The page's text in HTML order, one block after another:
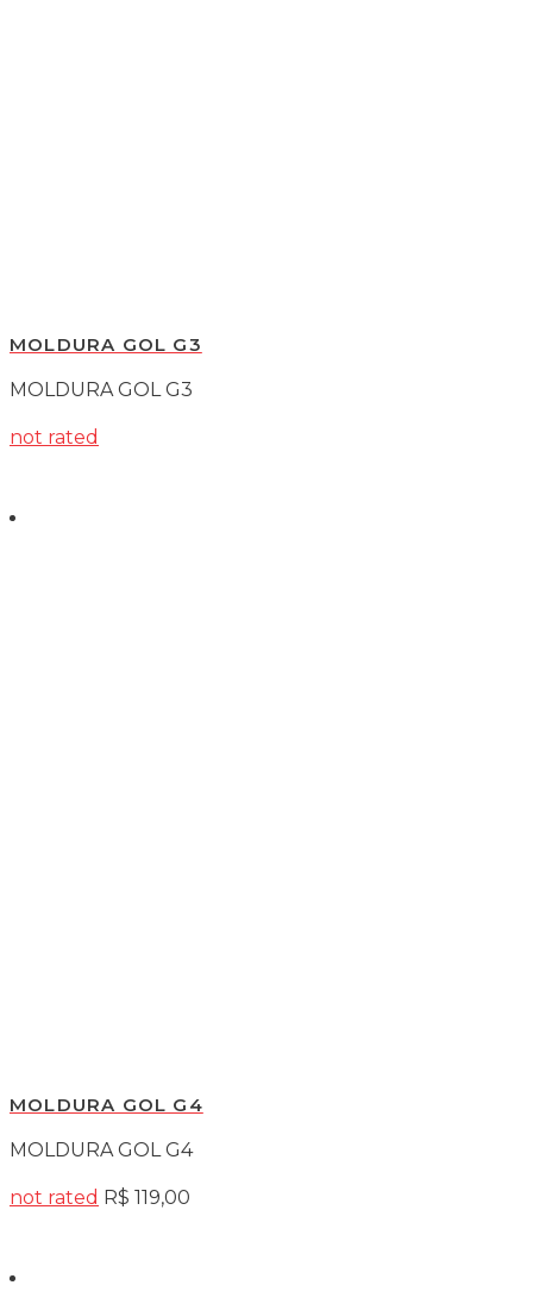
MOLDURA GOL G3
MOLDURA GOL G3
not rated
MOLDURA GOL G4
MOLDURA GOL G4
not rated R$ 119,00